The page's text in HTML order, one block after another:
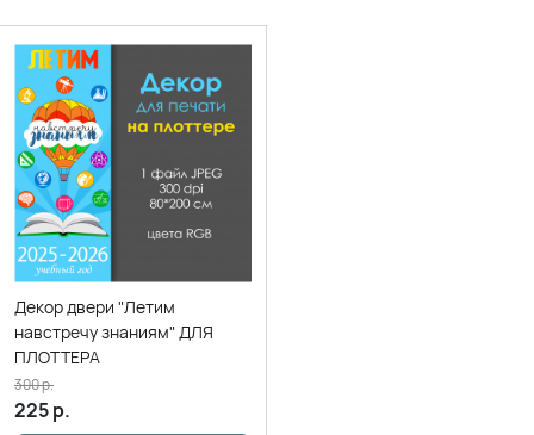
Декор двери "Летим
навстречу знаниям" ДЛЯ
ПЛОТТЕРА
225р.
300р.